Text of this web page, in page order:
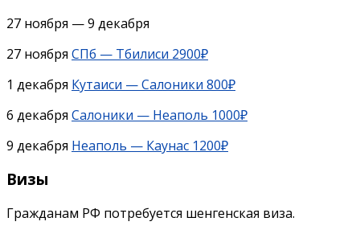
27 ноября — 9 декабря
27 ноября СПб — Тбилиси 2900₽
1 декабря Кутаиси — Салоники 800₽
6 декабря Салоники — Неаполь 1000₽
9 декабря Неаполь — Каунас 1200₽
Визы
Гражданам РФ потребуется шенгенская виза.